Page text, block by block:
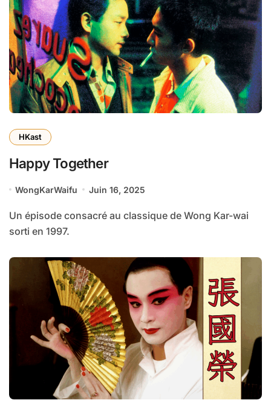
HKast
Happy Together
WongKarWaifu Juin 16, 2025
Un épisode consacré au classique de Wong Kar-wai
sorti en 1997.